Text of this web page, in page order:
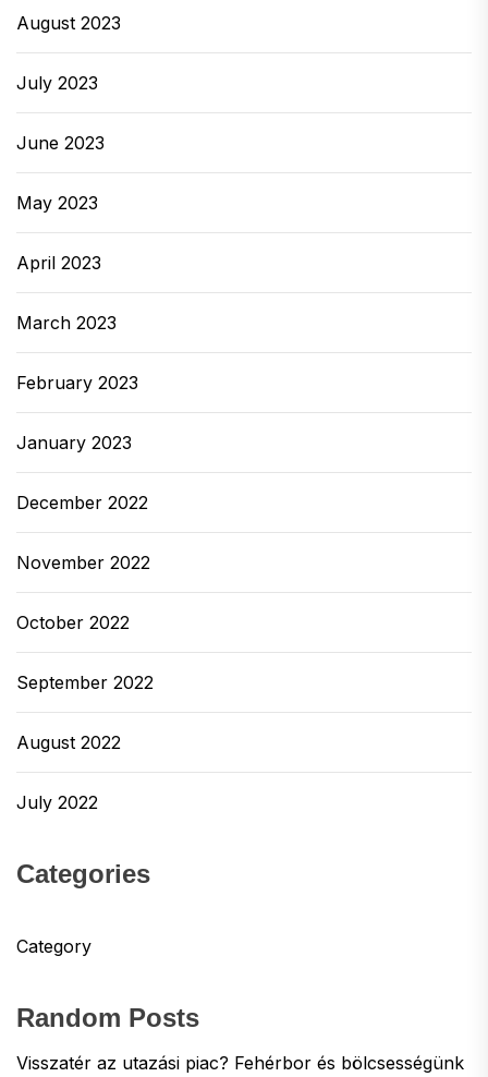
August 2023
July 2023
June 2023
May 2023
April 2023
March 2023
February 2023
January 2023
December 2022
November 2022
October 2022
September 2022
August 2022
July 2022
Categories
Category
Random Posts
Visszatér az utazási piac? Fehérbor és bölcsességünk